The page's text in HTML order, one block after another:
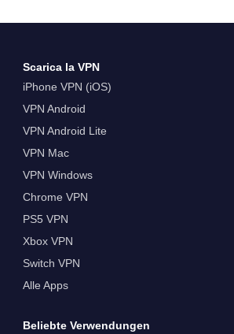
Scarica la VPN
iPhone VPN (iOS)
VPN Android
VPN Android Lite
VPN Mac
VPN Windows
Chrome VPN
PS5 VPN
Xbox VPN
Switch VPN
Alle Apps
Beliebte Verwendungen